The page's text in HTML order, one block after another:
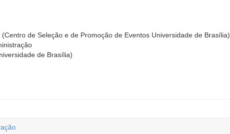
de Seleção e de Promoção de Eventos Universidade de Brasília)
de Brasília)